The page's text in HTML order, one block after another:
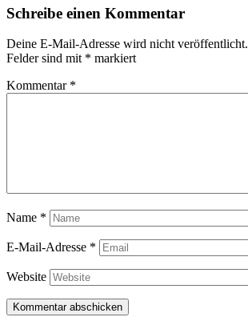
Schreibe einen Kommentar
Deine E-Mail-Adresse wird nicht veröffentlicht.
Felder sind mit * markiert
Kommentar *
Name *
E-Mail-Adresse *
Website